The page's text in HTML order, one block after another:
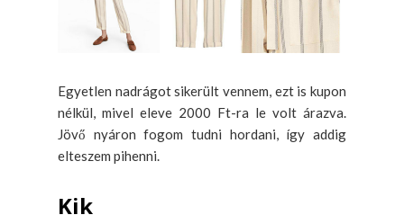
Egyetlen nadrágot sikerült vennem, ezt is kupon
nélkül, mivel eleve 2000 Ft-ra le volt árazva.
Jövő nyáron fogom tudni hordani, így addig
elteszem pihenni.
Kik